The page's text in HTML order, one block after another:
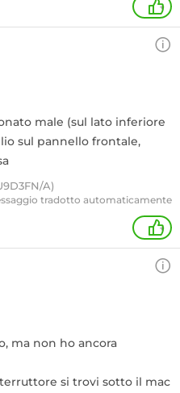
+
male (sul lato inferiore
sul pannello frontale,
A)
tradotto automaticamente
+
ma non ho ancora
si trovi sotto il mac